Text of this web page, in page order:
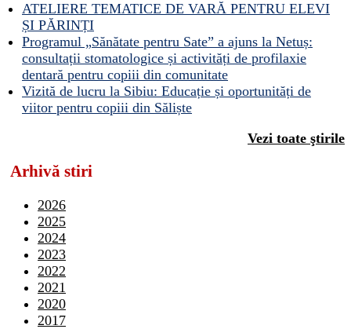
ATELIERE TEMATICE DE VARĂ PENTRU ELEVI
ȘI PĂRINȚI
Programul „Sănătate pentru Sate” a ajuns la Netuș:
consultații stomatologice și activități de profilaxie
dentară pentru copiii din comunitate
Vizită de lucru la Sibiu: Educație și oportunități de
viitor pentru copiii din Săliște
Vezi toate ştirile
Arhivă stiri
2026
2025
2024
2023
2022
2021
2020
2017